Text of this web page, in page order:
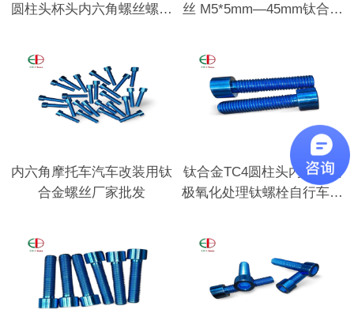
圆柱头杯头内六角螺丝螺钉
丝 M5*5mm—45mm钛合金
内六角摩托车汽车改装用钛
合金螺丝厂家批发
钛合金TC4圆柱头内六角阳
极氧化处理钛螺栓自行车汽